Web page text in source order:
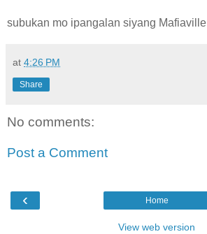
subukan mo ipangalan siyang
at 4:26 PM
Share
No comments:
Post a Comment
‹ Home
View web version